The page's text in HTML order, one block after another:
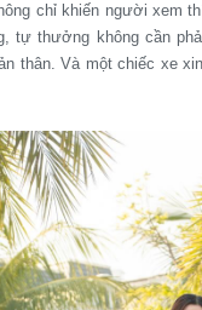
chỉ khiến người xem
tự thưởng không cần
thân. Và một chiếc xe